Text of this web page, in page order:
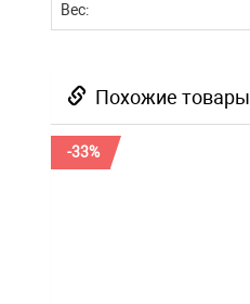
Вес:
Похожие товары
-33%